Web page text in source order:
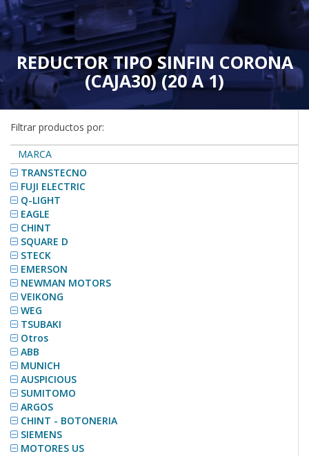
REDUCTOR TIPO SINFIN CORONA
(CAJA30) (20 A 1)
Filtrar productos por:
MARCA
TRANSTECNO
FUJI ELECTRIC
Q-LIGHT
EAGLE
CHINT
SQUARE D
STECK
EMERSON
NEWMAN MOTORS
VEIKONG
WEG
TSUBAKI
Otros
ABB
MUNICH
AUSPICIOUS
SUMITOMO
ARGOS
CHINT - BOTONERIA
SIEMENS
MOTORES US